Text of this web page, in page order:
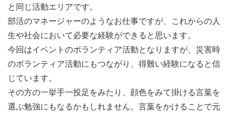
と同じ活動エリアです。
部活のマネージャーのようなお仕事ですが、これからの人
生や社会において必要な経験ができると思います。
今回はイベントのボランティア活動となりますが、災害時
のボランティア活動にもつながり、得難い経験になると信
じています。
その方の一挙手一投足をみたり、顔色をみて掛ける言葉を
選ぶ勉強にもなるかもしれません。言葉をかけることで元